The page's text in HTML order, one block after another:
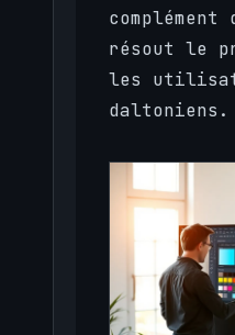
résout le
les
daltoniens.